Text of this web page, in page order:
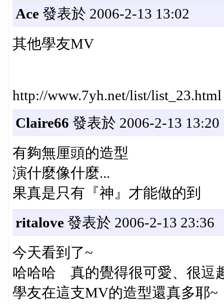
Ace發表於 2006-2-13 13:02
其他學友MV
http://www.7yh.net/list/list_23.html
Claire66 發表於 2006-2-13 13:20
有夠無厘頭的造型
演什麼像什麼...
果真是只有『神』才能做的到
ritalove發表於 2006-2-13 23:36
今天看到了~
哈哈哈 真的覺得很可愛、很逗
學友在這支MV的造型還真多耶~